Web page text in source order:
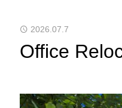
2026.07.7
Office